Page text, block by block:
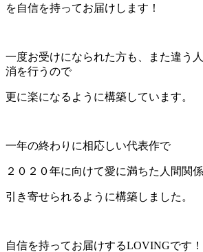
を自信を持ってお届けします！
一度お受けになられた方も、また違う
消を行うので
更に楽になるように構築しています。
一年の終わりに相応しい代表作で
２０２０年に向けて愛に満ちた人間関
引き寄せられるように構築しました。
自信を持ってお届けするLOVINGです！